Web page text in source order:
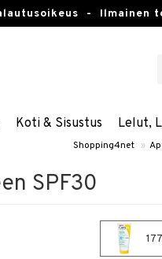
- Ilmainen
Koti & Sisustus Lelut,
Shopping4net »
SPF30